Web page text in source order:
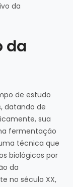
da
da
de estudo
datando de
sua
fermentação
técnica que
biológicos por
da
no século XX,